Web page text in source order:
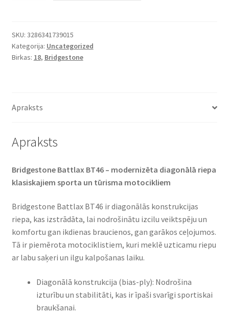
-
18
61H
daudzums
SKU: 3286341739015
Kategorija: Uncategorized
Birkas: 18, Bridgestone
Apraksts
Apraksts
Bridgestone Battlax BT46 – modernizēta diagonālā riepa
klasiskajiem sporta un tūrisma motocikliem​
Bridgestone Battlax BT46 ir diagonālās konstrukcijas
riepa, kas izstrādāta, lai nodrošinātu izcilu veiktspēju un
komfortu gan ikdienas braucienos, gan garākos ceļojumos.
Tā ir piemērota motociklistiem, kuri meklē uzticamu riepu
ar labu saķeri un ilgu kalpošanas laiku.​
Diagonālā konstrukcija (bias-ply): Nodrošina
izturību un stabilitāti, kas ir īpaši svarīgi sportiskai
braukšanai.